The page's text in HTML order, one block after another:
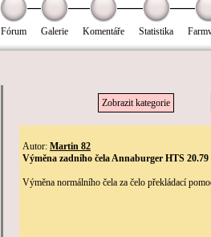
Fórum Galerie Komentáře Statistika
Zobrazit kategorie
Autor: Martin 82
Výměna zadního čela Annaburger HTS 20.79
Výměna normálního čela za čelo překládací